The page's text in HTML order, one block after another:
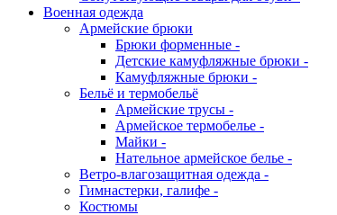
Военная одежда
Армейские брюки
Брюки форменные -
Детские камуфляжные брюки -
Камуфляжные брюки -
Бельё и термобельё
Армейские трусы -
Армейское термобелье -
Майки -
Нательное армейское белье -
Ветро-влагозащитная одежда -
Гимнастерки, галифе -
Костюмы